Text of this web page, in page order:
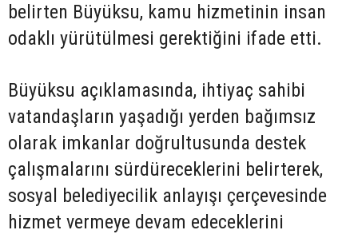
belirten Büyüksu, kamu hizmetinin insan
odaklı yürütülmesi gerektiğini ifade etti.
Büyüksu açıklamasında, ihtiyaç sahibi
vatandaşların yaşadığı yerden bağımsız
olarak imkanlar doğrultusunda destek
çalışmalarını sürdüreceklerini belirterek,
sosyal belediyecilik anlayışı çerçevesinde
hizmet vermeye devam edeceklerini